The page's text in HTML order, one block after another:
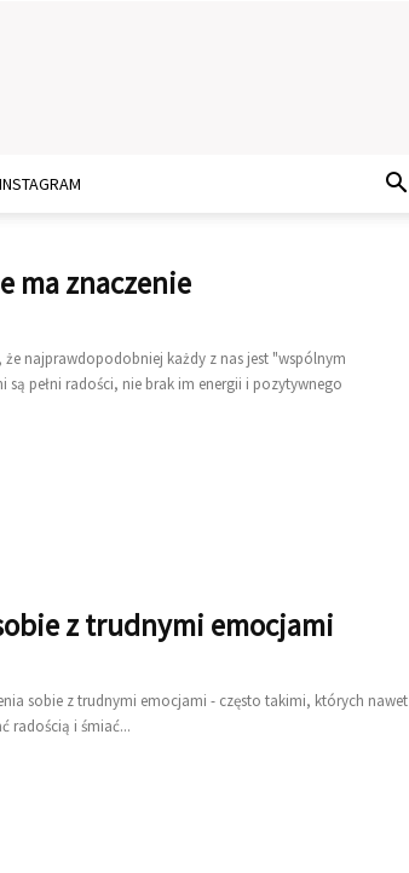
INSTAGRAM
ma znaczenie
że najprawdopodobniej każdy z nas jest "wspólnym
pełni radości, nie brak im energii i pozytywnego
z trudnymi emocjami
sobie z trudnymi emocjami - często takimi, których nawet
radością i śmiać...